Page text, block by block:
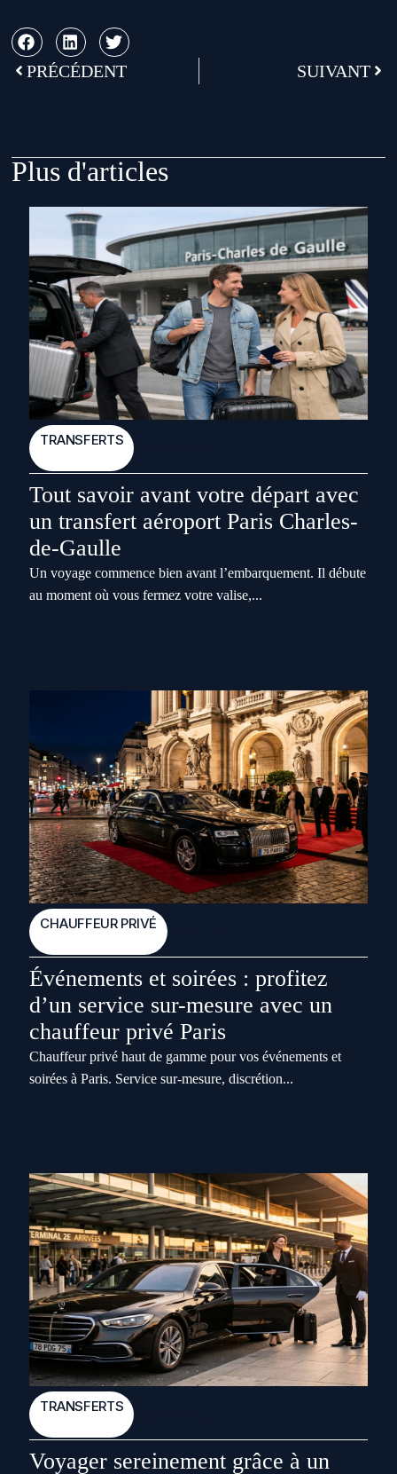
PRÉCÉDENT SUIVANT
Plus d'articles
TRANSFERTS
Tout savoir avant votre départ avec
un transfert aéroport Paris Charles-
de-Gaulle
Un voyage commence bien avant l’embarquement. Il débute
au moment où vous fermez votre valise,...
CHAUFFEUR PRIVÉ 1 Août 2026
Événements et soirées : profitez
d’un service sur-mesure avec un
chauffeur privé Paris
Chauffeur privé haut de gamme pour vos événements et
soirées à Paris. Service sur-mesure, discrétion...
TRANSFERTS
Voyager sereinement grâce à un